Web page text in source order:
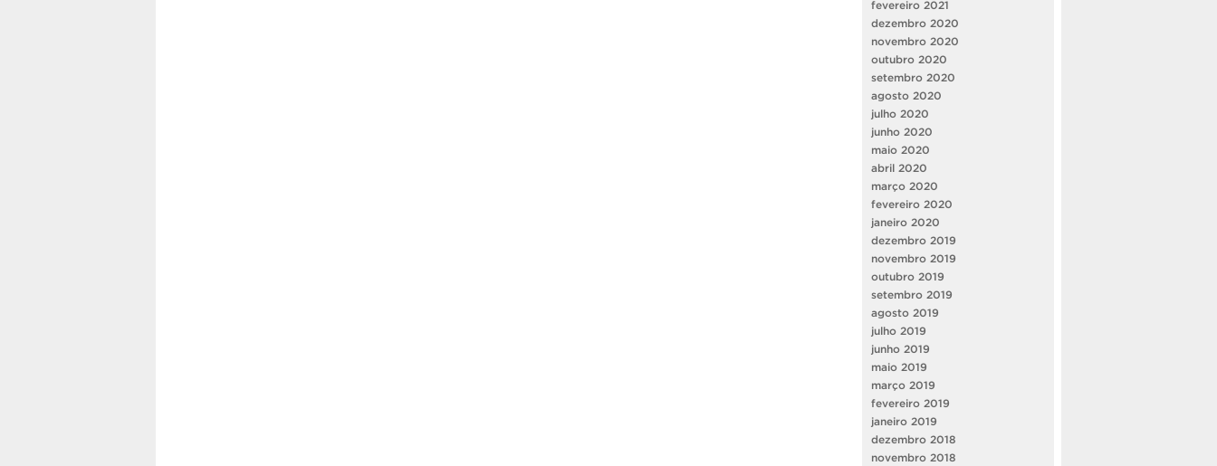
fevereiro 2021
dezembro 2020
novembro 2020
outubro 2020
setembro 2020
agosto 2020
julho 2020
junho 2020
maio 2020
abril 2020
março 2020
fevereiro 2020
janeiro 2020
dezembro 2019
novembro 2019
outubro 2019
setembro 2019
agosto 2019
julho 2019
junho 2019
maio 2019
março 2019
fevereiro 2019
janeiro 2019
dezembro 2018
novembro 2018